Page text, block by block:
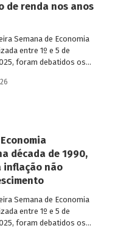
de renda nos anos
Semana de Economia
entre 1º e 5 de
foram debatidos os
nos últimos 40 anos,
década de 1990,
inflação não
Semana de Economia
entre 1º e 5 de
foram debatidos os